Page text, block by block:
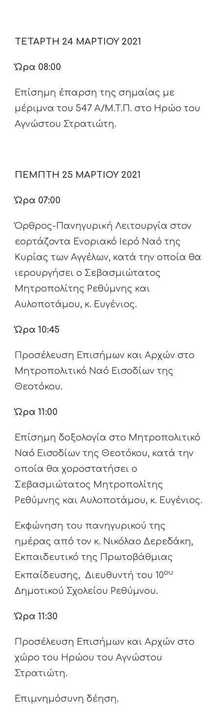
ΤΕΤΑΡΤΗ 24 ΜΑΡΤΙΟΥ 2021
Ώρα 08:00
Επίσημη έπαρση της σημαίας με
μέριμνα του 547 Α/Μ.Τ.Π. στο Ηρώο του
Αγνώστου Στρατιώτη.
ΠΕΜΠΤΗ 25 ΜΑΡΤΙΟΥ 2021
Ώρα 07:00
Όρθρος-Πανηγυρική Λειτουργία στον
εορτάζοντα Ενοριακό Ιερό Ναό της
Κυρίας των Αγγέλων, κατά την οποία θα
ιερουργήσει ο Σεβασμιώτατος
Μητροπολίτης Ρεθύμνης και
Αυλοποτάμου, κ. Ευγένιος.
Ώρα 10:45
Προσέλευση Επισήμων και Αρχών στο
Μητροπολιτικό Ναό Εισοδίων της
Θεοτόκου.
Ώρα 11:00
Επίσημη δοξολογία στο Μητροπολιτικό
Ναό Εισοδίων της Θεοτόκου, κατά την
οποία θα χοροστατήσει ο
Σεβασμιώτατος Μητροπολίτης
Ρεθύμνης και Αυλοποτάμου, κ. Ευγένιος.
Εκφώνηση του πανηγυρικού της
ημέρας από τον κ. Νικόλαο Δερεδάκη,
Εκπαιδευτικό της Πρωτοβάθμιας
Εκπαίδευσης, Διευθυντή του 10ου
Δημοτικού Σχολείου Ρεθύμνου.
Ώρα 11:30
Προσέλευση Επισήμων και Αρχών στο
χώρο του Ηρώου του Αγνώστου
Στρατιώτη.
Επιμνημόσυνη δέηση.